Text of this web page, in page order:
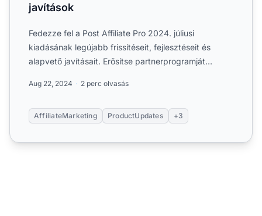
javítások
Fedezze fel a Post Affiliate Pro 2024. júliusi
kiadásának legújabb frissítéseit, fejlesztéseit és
alapvető javításait. Erősítse partnerprogramját
Aug 22, 2024 2 perc olvasás
AffiliateMarketing ProductUpdates +3